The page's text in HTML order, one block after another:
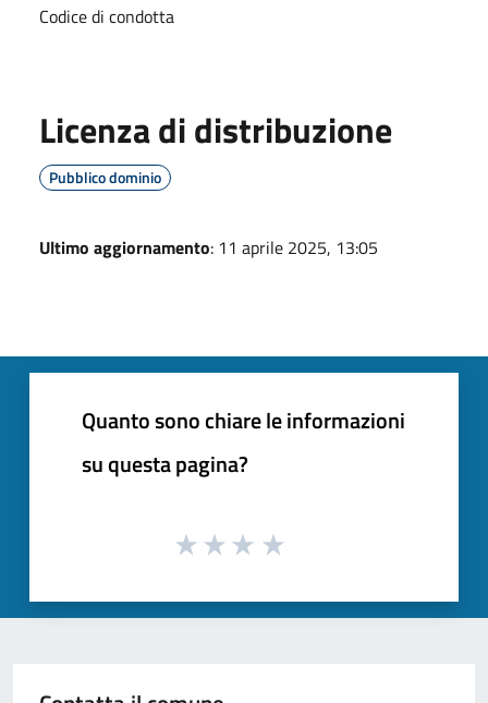
Codice di condotta
Licenza di distribuzione
Pubblico dominio
Ultimo aggiornamento: 11 aprile 2025, 13:05
Quanto sono chiare le informazioni
su questa pagina?